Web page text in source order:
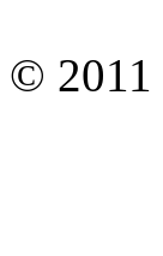
© 2011